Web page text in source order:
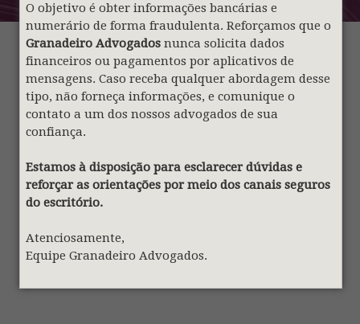
O objetivo é obter informações bancárias e
numerário de forma fraudulenta. Reforçamos que o
Granadeiro Advogados nunca solicita dados
financeiros ou pagamentos por aplicativos de
mensagens. Caso receba qualquer abordagem desse
tipo, não forneça informações, e comunique o
contato a um dos nossos advogados de sua
confiança.
Estamos à disposição para esclarecer dúvidas e
reforçar as orientações por meio dos canais seguros
do escritório.
Atenciosamente,
Equipe Granadeiro Advogados.